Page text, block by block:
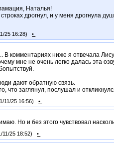
Наталья!
дрогнул, и у меня дрогнула
25 16:28) •
В комментариях ниже я отвечала Лису.
мне не очень легко далась эта
дают обратную связь.
что заглянул, послушал и
11/25 16:56) •
Но и без этого чувствовал
11/25 18:52) •